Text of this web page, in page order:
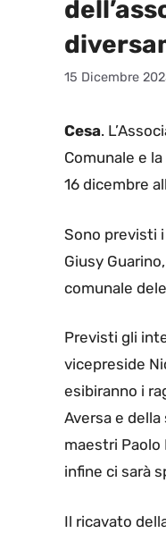
15 Dicembre
Cesa.
Comunale e
16 dicembre
Sono previsti
Giusy
comunale
Previsti gli
vicepreside
esibiranno i
Aversa e
maestri Paolo
infine ci sarà
Il ricavato